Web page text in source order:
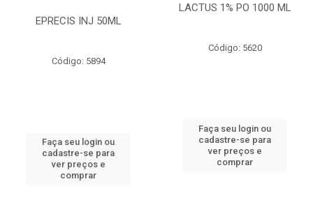
EPRECIS INJ 50ML
Código: 5894
Faça seu login ou
cadastre-se para
ver preços e
comprar
LACTUS 1% PO 1000 ML
Código: 5620
Faça seu login ou
cadastre-se para
ver preços e
comprar